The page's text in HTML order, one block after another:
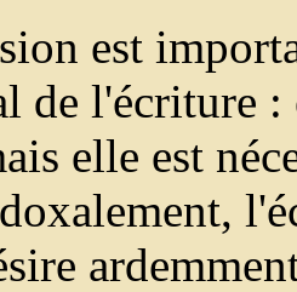
est
de l'écriture :
elle est